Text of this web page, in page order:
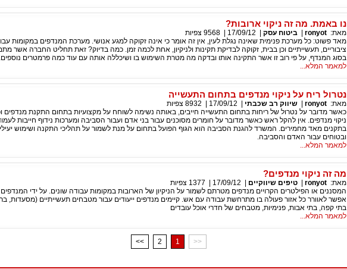
נו באמת. מה זה ניקוי ארובות?
מאת: ronyot ביטוח עסק 17/09/12
9568 צפיות
מאד פשוט: כל מערכת פנימית שאינה נגלת לעין, אין זה אומר כי אינה זקוקה למגע אנושי. מערכת המנדפים במקומות
ציבוריים, תעשייתיים וכן בבית, זקוקה לבדיקת תקינות ולניקיון, אחת לכמה זמן. כמה בדיוק? זאת תחליט החברה אשר
בסוג המנדף, על פי רוב זו אשר התקינה אותו ובדקה מה מטרת השימוש בו ושיכללה אותה עם עוד כמה פרמטרים נוספים.
למאמר המלא...
נטרול ריח על ניקוי מנדפים בתחום התעשייה
מאת: ronyot שיווק רב שכבתי 17/09/12
8932 צפיות
כאשר מדובר על נטרול של ריחות בתחום התעשייה חייבים, באותה נשימה לשוחח על מקצועיות בתחום התקנת מנדפים
ניקוי מנדפים. אין להקל ראש כאשר מדובר על חומרים מסוכנים עבור בני אדם ועבור הסביבה ומערכות נידוף חייבות
בתקנים מאד מחמירים. המשרד להגנת הסביבה הוא הגוף הפועל בתחום על מנת לשמור על תהליכי התקנה ושימוש
ובטוחים עבור האדם והסביבה.
למאמר המלא...
מה זה ניקוי מנדפים?
מאת: ronyot טיפים שיווקיים 17/09/12
1377 צפיות
המסננים או הפילטרים הקרויים מנדפים מטרתם לשמור על הניקיון של הארובות במקומות עבודה שונים. על ידי המנדפים
אפשר לאוורר כל אזור פעולה בו מתרחשת עבודה עם אש. קיימים מנדפים ייעודים עבור מטבחים תעשייתיים (מסעדות,
בתי קפה, בתי אבות, פנימיות, מטבחים של חדרי אוכל עובדים
למאמר המלא...
<< 2 1 >>